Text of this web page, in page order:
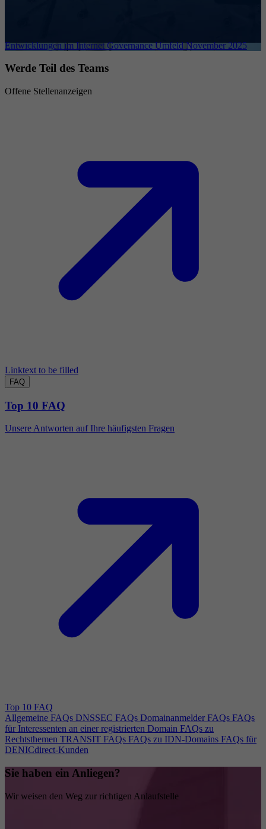
Entwicklungen im Internet Governance Umfeld November 2025
Werde Teil des Teams
Offene Stellenanzeigen
Linktext to be filled
FAQ
Top 10 FAQ
Unsere Antworten auf Ihre häufigsten Fragen
Top 10 FAQ
Allgemeine FAQs DNSSEC FAQs Domainanmelder FAQs FAQs
für Interessenten an einer registrierten Domain FAQs zu
Rechtsthemen TRANSIT FAQs FAQs zu IDN-Domains FAQs für
DENICdirect-Kunden
Sie haben ein Anliegen?
Wir weisen den Weg zur richtigen Anlaufstelle